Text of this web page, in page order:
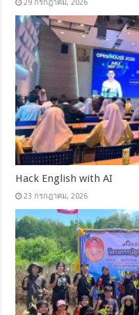
29 กรกฎาคม, 2026
Hack English with AI
23 กรกฎาคม, 2026